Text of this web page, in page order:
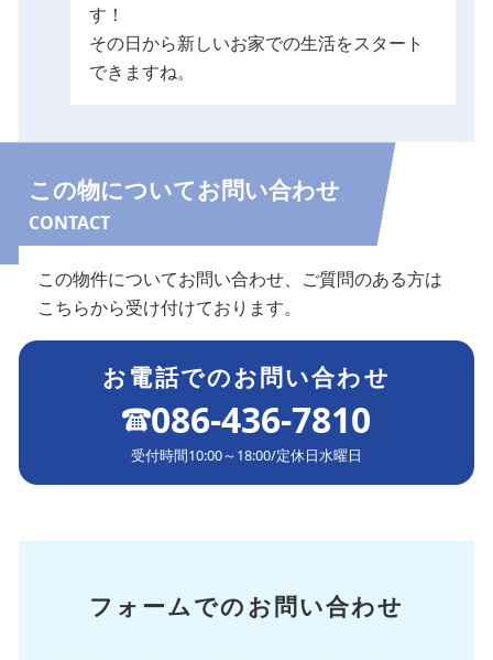
す！
その日から新しいお家での生活をスタート
できますね。
この物についてお問い合わせ
CONTACT
この物件についてお問い合わせ、ご質問のある方は
こちらから受け付けております。
お電話でのお問い合わせ
086-436-7810
受付時間10:00～18:00/定休日水曜日
フォームでのお問い合わせ